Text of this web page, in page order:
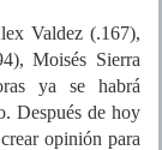
Valdez (.167),
Moisés Sierra
ya se habrá
Después de hoy
opinión para